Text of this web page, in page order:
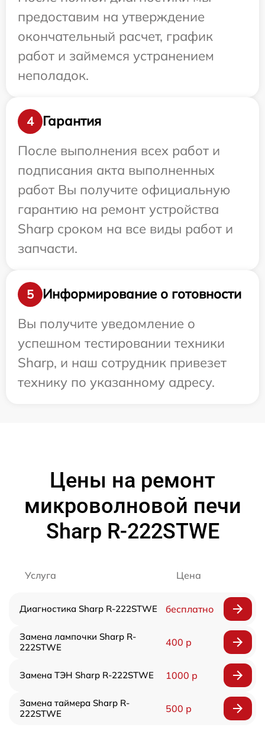
предоставим на утверждение
окончательный расчет, график
работ и займемся устранением
неполадок.
4
Гарантия
После выполнения всех работ и
подписания акта выполненных
работ Вы получите официальную
гарантию на ремонт устройства
Sharp сроком на все виды работ и
запчасти.
5
Информирование о готовности
Вы получите уведомление о
успешном тестировании техники
Sharp, и наш сотрудник привезет
технику по указанному адресу.
Цены на ремонт
микроволновой печи
Sharp R-222STWE
Услуга Цена
Диагностика Sharp R-222STWE бесплатно
Замена лампочки Sharp R-
222STWE
400 р
Замена ТЭН Sharp R-222STWE 1000 р
Замена таймера Sharp R-
222STWE
500 р